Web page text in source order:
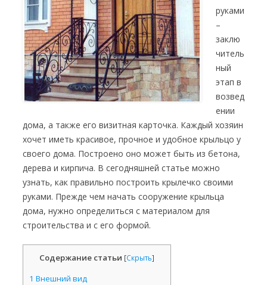
руками
–
заклю
читель
ный
этап в
возвед
ении
дома, а также его визитная карточка. Каждый хозяин
хочет иметь красивое, прочное и удобное крыльцо у
своего дома. Построено оно может быть из бетона,
дерева и кирпича. В сегодняшней статье можно
узнать, как правильно построить крылечко своими
руками. Прежде чем начать сооружение крыльца
дома, нужно определиться с материалом для
строительства и с его формой.
Содержание статьи [Скрыть]
1 Внешний вид